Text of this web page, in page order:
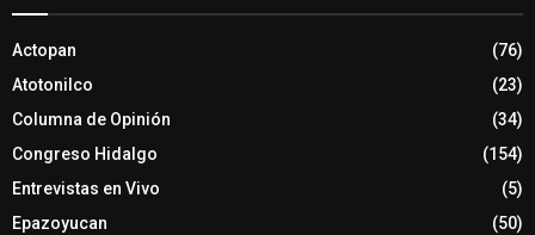
Actopan
(76)
Atotonilco
(23)
Columna de Opinión
(34)
Congreso Hidalgo
(154)
Entrevistas en Vivo
(5)
Epazoyucan
(50)